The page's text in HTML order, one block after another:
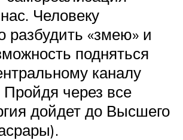
Человеку
разбудить «змею» и
подняться
каналу
через все
дойдет до Высшего